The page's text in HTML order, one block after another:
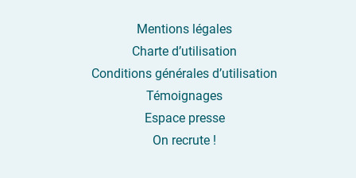
Mentions légales
Charte d’utilisation
Conditions générales d’utilisation
Témoignages
Espace presse
On recrute !